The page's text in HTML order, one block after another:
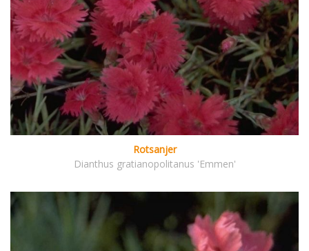
Rotsanjer
Dianthus gratianopolitanus 'Emmen'